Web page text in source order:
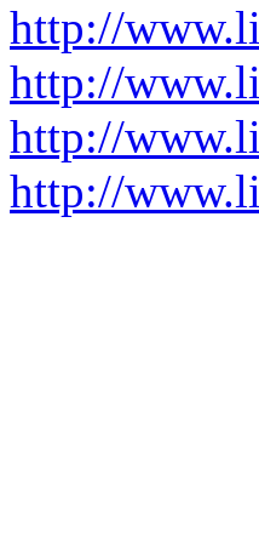
http://
http://
http://
http://